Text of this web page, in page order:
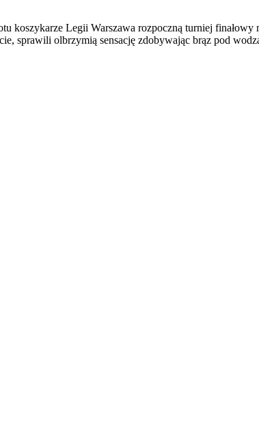
koszykarze Legii Warszawa rozpoczną turniej
sprawili olbrzymią sensację zdobywając brąz pod